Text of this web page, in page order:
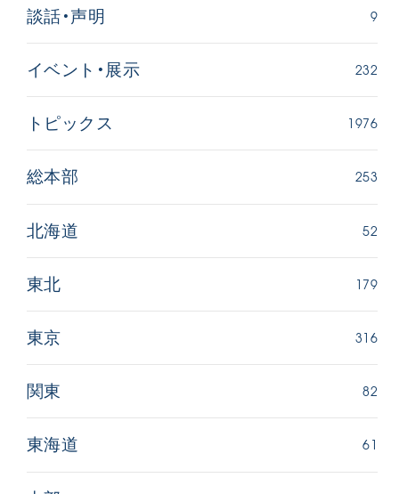
談話・声明 9
イベント・展示 232
トピックス 1976
総本部 253
北海道 52
東北 179
東京 316
関東 82
東海道 61